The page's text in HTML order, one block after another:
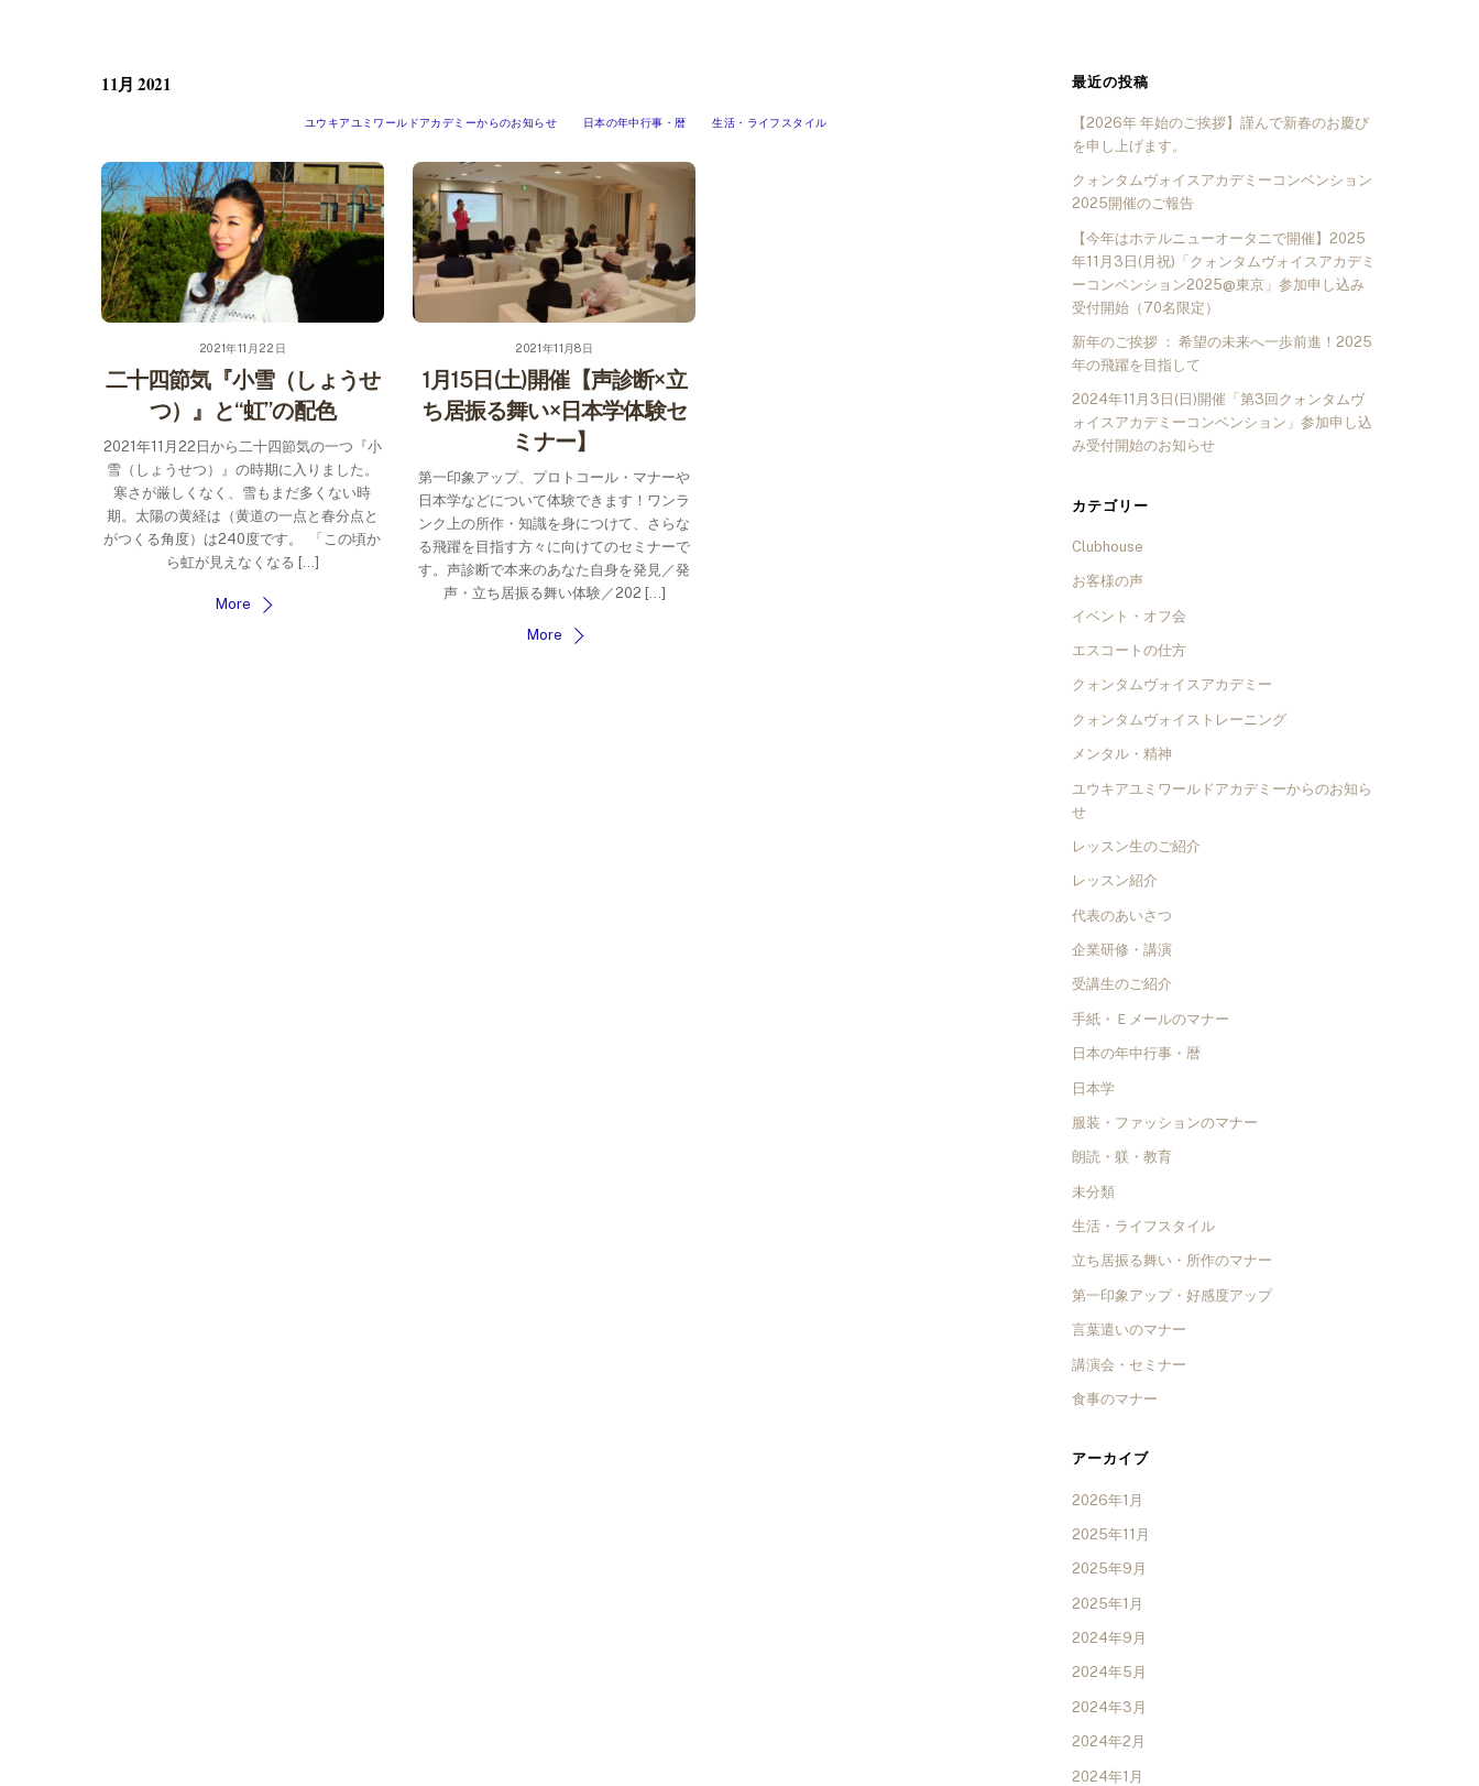
11月 2021
ユウキアユミワールドアカデミーからのお知らせ 日本の年中行事・暦 生活・ライフスタイル
2021年11月22日
二十四節気『小雪（しょうせ
つ）』と“虹”の配色
2021年11月22日から二十四節気の一つ『小
雪（しょうせつ）』の時期に入りました。
寒さが厳しくなく、雪もまだ多くない時
期。太陽の黄経は（黄道の一点と春分点と
がつくる角度）は240度です。 「この頃か
ら虹が見えなくなる […]
More
2021年11月8日
1月15日(土)開催【声診断×立
ち居振る舞い×日本学体験セ
ミナー】
第一印象アップ、プロトコール・マナーや
日本学などについて体験できます！ワンラ
ンク上の所作・知識を身につけて、さらな
る飛躍を目指す方々に向けてのセミナーで
す。声診断で本来のあなた自身を発見／発
声・立ち居振る舞い体験／202 […]
More
最近の投稿
【2026年 年始のご挨拶】謹んで新春のお慶び
を申し上げます。
クォンタムヴォイスアカデミーコンベンション
2025開催のご報告
【今年はホテルニューオータニで開催】2025
年11月3日(月祝)「クォンタムヴォイスアカデミ
ーコンベンション2025@東京」参加申し込み
受付開始（70名限定）
新年のご挨拶 ： 希望の未来へ一歩前進！2025
年の飛躍を目指して
2024年11月3日(日)開催「第3回クォンタムヴ
ォイスアカデミーコンベンション」参加申し込
み受付開始のお知らせ
カテゴリー
Clubhouse
お客様の声
イベント・オフ会
エスコートの仕方
クォンタムヴォイスアカデミー
クォンタムヴォイストレーニング
メンタル・精神
ユウキアユミワールドアカデミーからのお知ら
せ
レッスン生のご紹介
レッスン紹介
代表のあいさつ
企業研修・講演
受講生のご紹介
手紙・Ｅメールのマナー
日本の年中行事・暦
日本学
服装・ファッションのマナー
朗読・躾・教育
未分類
生活・ライフスタイル
立ち居振る舞い・所作のマナー
第一印象アップ・好感度アップ
言葉遣いのマナー
講演会・セミナー
食事のマナー
アーカイブ
2026年1月
2025年11月
2025年9月
2025年1月
2024年9月
2024年5月
2024年3月
2024年2月
2024年1月